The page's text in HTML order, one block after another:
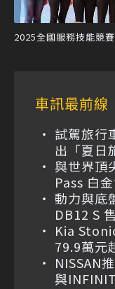
2025全國服務技能競
車訊最前線
試駕旅行
出「夏日
與世界頂
Pass 白
動力與底
DB12 S
Kia
79.9萬元
NISSAN
與